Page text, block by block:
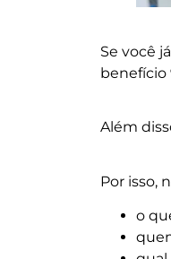
Se você
benefício
Além
Por isso,
o